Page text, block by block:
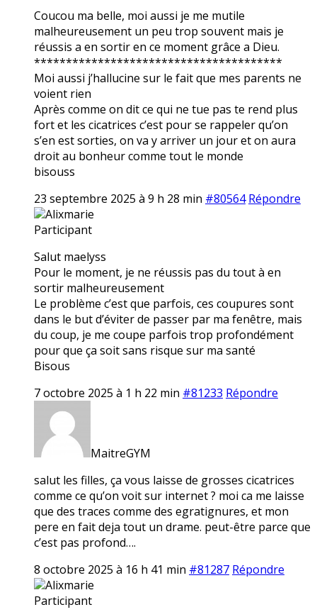
Coucou ma belle, moi aussi je me mutile
malheureusement un peu trop souvent mais je
réussis a en sortir en ce moment grâce a Dieu.
***************************************
Moi aussi j’hallucine sur le fait que mes parents ne
voient rien
Après comme on dit ce qui ne tue pas te rend plus
fort et les cicatrices c’est pour se rappeler qu’on
s’en est sorties, on va y arriver un jour et on aura
droit au bonheur comme tout le monde
bisouss
23 septembre 2025 à 9 h 28 min #80564 Répondre
Alixmarie
Participant
Salut maelyss
Pour le moment, je ne réussis pas du tout à en
sortir malheureusement
Le problème c’est que parfois, ces coupures sont
dans le but d’éviter de passer par ma fenêtre, mais
du coup, je me coupe parfois trop profondément
pour que ça soit sans risque sur ma santé
Bisous
7 octobre 2025 à 1 h 22 min #81233 Répondre
MaitreGYM
salut les filles, ça vous laisse de grosses cicatrices
comme ce qu’on voit sur internet ? moi ca me laisse
que des traces comme des egratignures, et mon
pere en fait deja tout un drame. peut-être parce que
c’est pas profond….
8 octobre 2025 à 16 h 41 min #81287 Répondre
Alixmarie
Participant